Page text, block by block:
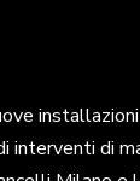
interventi di